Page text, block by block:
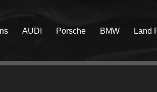
AUDI Porsche BMW Land